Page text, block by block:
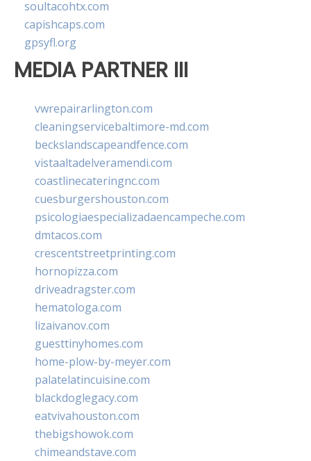
soultacohtx.com
capishcaps.com
gpsyfl.org
MEDIA PARTNER III
vwrepairarlington.com
cleaningservicebaltimore-md.com
beckslandscapeandfence.com
vistaaltadelveramendi.com
coastlinecateringnc.com
cuesburgershouston.com
psicologiaespecializadaencampeche.com
dmtacos.com
crescentstreetprinting.com
hornopizza.com
driveadragster.com
hematologa.com
lizaivanov.com
guesttinyhomes.com
home-plow-by-meyer.com
palatelatincuisine.com
blackdoglegacy.com
eatvivahouston.com
thebigshowok.com
chimeandstave.com